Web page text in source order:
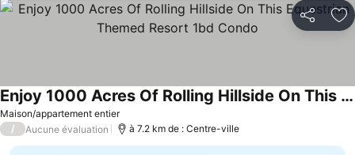
Partager
Maison/appartement entier
Enjoy 1000 Acres Of Rolling Hillside On This Equestrian Themed Resort 1bd Condo
Consulter les prix
/ Aucune évaluation à 7.2 km de : Centre-ville